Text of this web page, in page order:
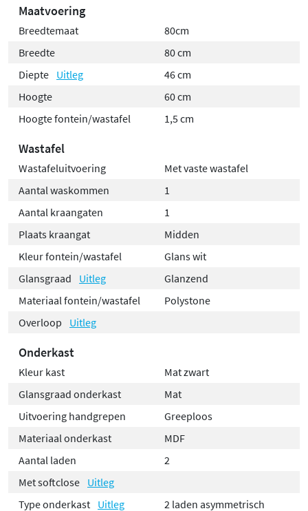
Maatvoering
Breedtemaat
80cm
Breedte
80 cm
Diepte Uitleg
46 cm
Hoogte
60 cm
Hoogte fontein/wastafel
1,5 cm
Wastafel
Wastafeluitvoering
Met vaste wastafel
Aantal waskommen
1
Aantal kraangaten
1
Plaats kraangat
Midden
Kleur fontein/wastafel
Glans wit
Glansgraad
Uitleg
Glanzend
Materiaal fontein/wastafel
Polystone
Overloop
Uitleg
Onderkast
Kleur kast
Mat zwart
Glansgraad onderkast
Mat
Uitvoering handgrepen
Greeploos
Materiaal onderkast
MDF
Aantal laden
2
Met softclose Uitleg
Type onderkast Uitleg 2 laden asymmetrisch